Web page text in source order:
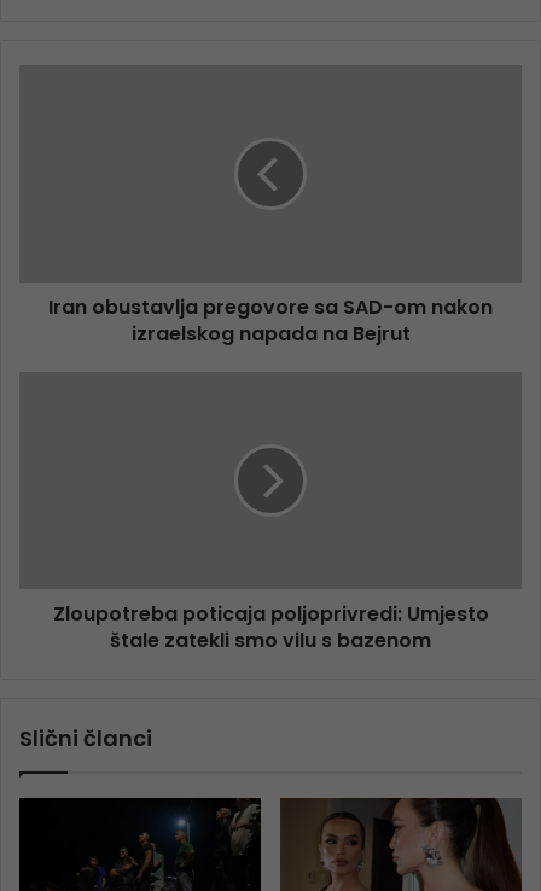
Iran obustavlja pregovore sa SAD-om nakon
izraelskog napada na Bejrut
Zloupotreba poticaja poljoprivredi: Umjesto
štale zatekli smo vilu s bazenom
Slični članci